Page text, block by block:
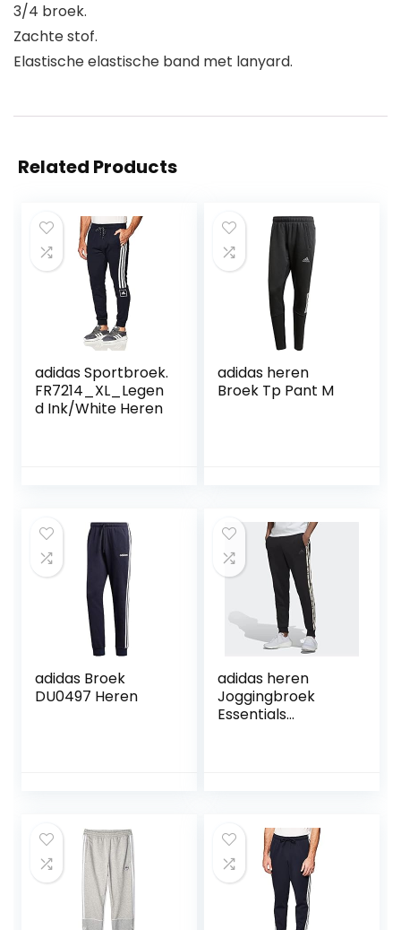
3/4 broek.
Zachte stof.
Elastische elastische band met lanyard.
Related Products
adidas Sportbroek.
FR7214_XL_Legen
d Ink/White Heren
adidas heren
Broek Tp Pant M
adidas Broek
DU0497 Heren
adidas heren
Joggingbroek
Essentials